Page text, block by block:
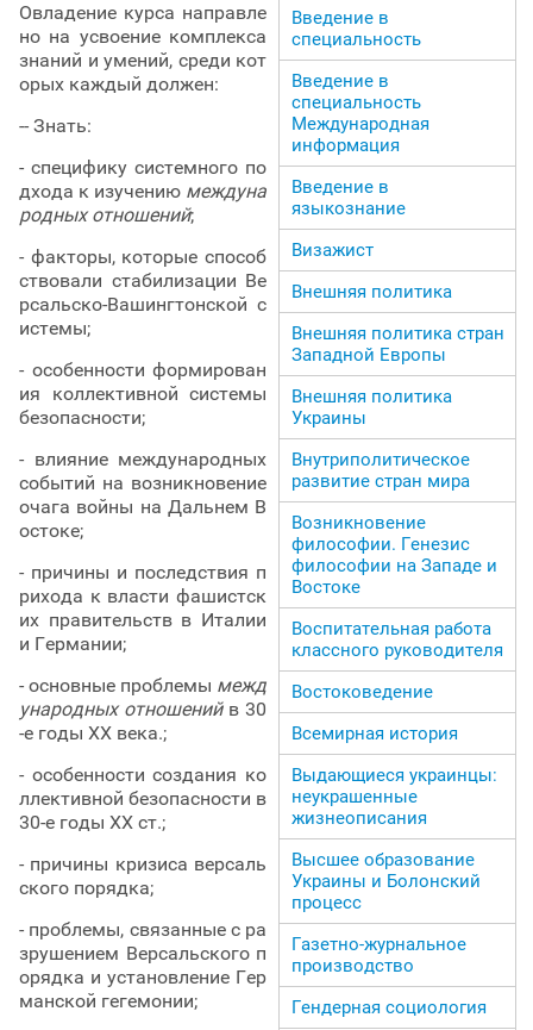
Овладение курса направле
но на усвоение комплекса
знаний и умений, среди кот
орых каждый должен:
-- Знать:
- специфику системного по
дхода к изучению междуна
родных отношений;
- факторы, которые способ
ствовали стабилизации Ве
рсальско-Вашингтонской с
истемы;
- особенности формирован
ия коллективной системы
безопасности;
- влияние международных
событий на возникновение
очага войны на Дальнем В
остоке;
- причины и последствия п
рихода к власти фашистск
их правительств в Италии
и Германии;
- основные проблемы межд
ународных отношенийв 30
-е годы ХХ века.;
- особенности создания ко
ллективной безопасности в
30-е годы ХХ ст.;
- причины кризиса версаль
ского порядка;
- проблемы, связанные с ра
зрушением Версальского п
орядка и установление Гер
манской гегемонии;
Введение в
специальность
Введение в
специальность
Международная
информация
Введение в
языкознание
Визажист
Внешняя политика
Внешняя политика стран
Западной Европы
Внешняя политика
Украины
Внутриполитическое
развитие стран мира
Возникновение
философии. Генезис
философии на Западе и
Востоке
Воспитательная работа
классного руководителя
Востоковедение
Всемирная история
Выдающиеся украинцы:
неукрашенные
жизнеописания
Высшее образование
Украины и Болонский
процесс
Газетно-журнальное
производство
Гендерная социология